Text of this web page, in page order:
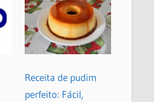
Receita de pudim
perfeito: Fácil,